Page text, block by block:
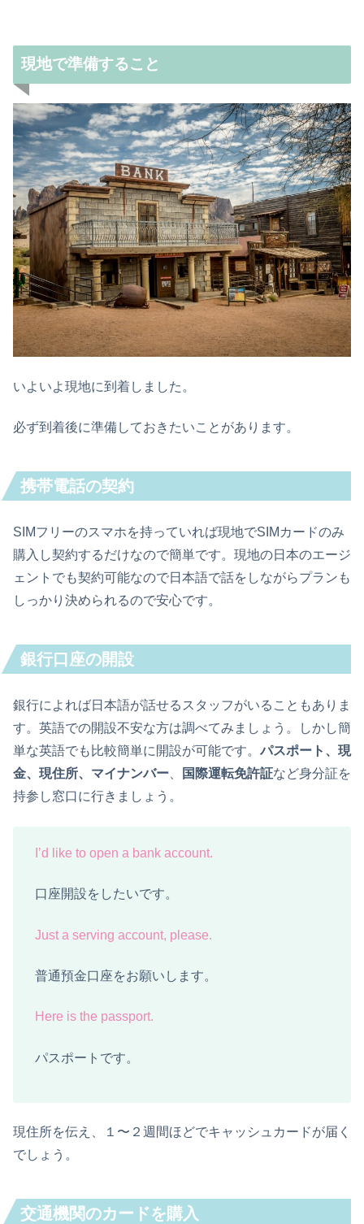
現地で準備すること
いよいよ現地に到着しました。
必ず到着後に準備しておきたいことがあります。
携帯電話の契約
SIMフリーのスマホを持っていれば現地でSIMカードのみ
購入し契約するだけなので簡単です。現地の日本のエージ
ェントでも契約可能なので日本語で話をしながらプランも
しっかり決められるので安心です。
銀行口座の開設
銀行によれば日本語が話せるスタッフがいることもありま
す。英語での開設不安な方は調べてみましょう。しかし簡
単な英語でも比較簡単に開設が可能です。 パスポート、現
金、現住所、マイナンバー
国際運転免許証など身分証を
持参し窓口に行きましょう。
I’d like to open a bank account.
口座開設をしたいです。
Just a serving account, please.
普通預金口座をお願いします。
Here is the passport.
パスポートです。
現住所を伝え、１〜２週間ほどでキャッシュカードが届く
でしょう。
交通機関のカードを購入